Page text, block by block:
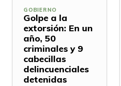
GOBIERNO
Golpe a la
extorsión: En un
año, 50
criminales y 9
cabecillas
delincuenciales
detenidas